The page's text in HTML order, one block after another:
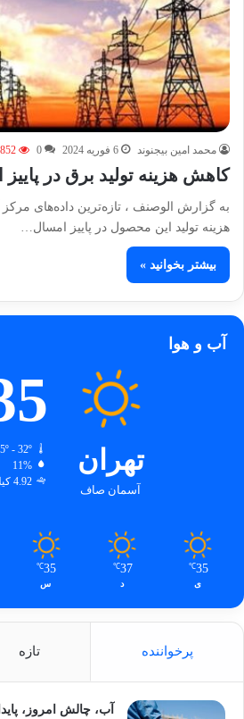
محمد امین بیجنوند 6 فوریه 2024 0
کاهش هزینه تولید برق در
به گزارش الوصنف ، تازه‌ترین داده‌های
هزینه تولید این محصول در پاییز امسال…
بیشتر بخوانید »
آب و هوا
تهران
آسمان صاف
35º - 32º
11%
4.92 کیلومتر/ساعت
35
℃
ی
37
℃
د
35
℃
س
پرخواننده تازه
آب، چالش امروز،